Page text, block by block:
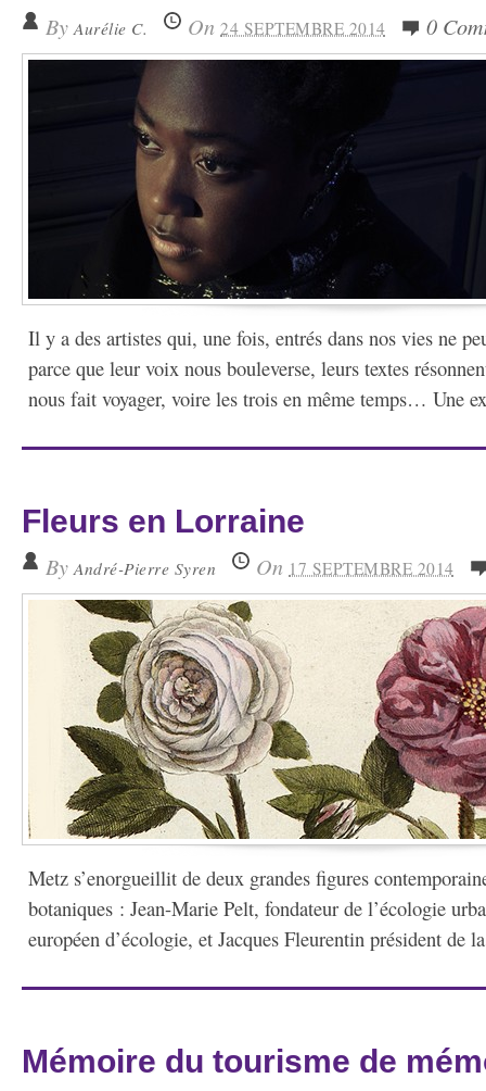
By Aurélie C. On 24 SEPTEMBRE 2014 0
Il y a des artistes qui, une fois, entrés dans nos vies ne
parce que leur voix nous bouleverse, leurs textes
nous fait voyager, voire les trois en même temps… Une
Fleurs en Lorraine
By André-Pierre Syren On 17 SEPTEMBRE 2014
Metz s’enorgueillit de deux grandes figures
botaniques : Jean-Marie Pelt, fondateur de l’écologie
européen d’écologie, et Jacques Fleurentin président de
Mémoire du tourisme de